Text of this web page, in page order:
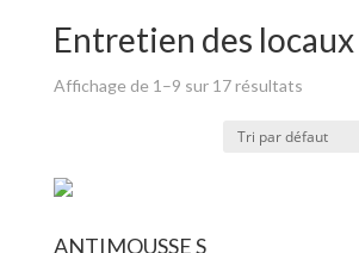
Entretien des locaux
Affichage de 1–9 sur 17 résultats
ANTIMOUSSE S